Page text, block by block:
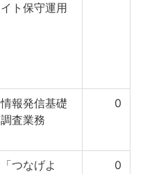
イト保守運用
情報発信基礎
調査業務
0
「つなげよ
0